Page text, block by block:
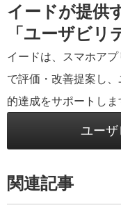
イードが提供
「ユーザビリ
イードは、スマホア
で評価・改善提案し
的達成をサポートしま
ユー
関連記事